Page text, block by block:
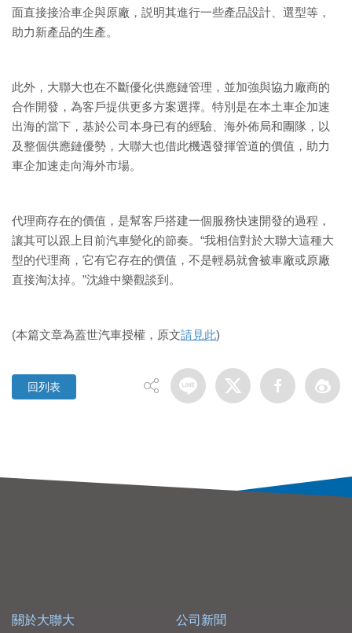
面直接接洽車企與原廠，説明其進行一些產品設計、選型等，
助力新產品的生產。
此外，大聯大也在不斷優化供應鏈管理，並加強與協力廠商的
合作開發，為客戶提供更多方案選擇。特別是在本土車企加速
出海的當下，基於公司本身已有的經驗、海外佈局和團隊，以
及整個供應鏈優勢，大聯大也借此機遇發揮管道的價值，助力
車企加速走向海外市場。
代理商存在的價值，是幫客戶搭建一個服務快速開發的過程，
讓其可以跟上目前汽車變化的節奏。“我相信對於大聯大這種大
型的代理商，它有它存在的價值，不是輕易就會被車廠或原廠
直接淘汰掉。”沈維中樂觀談到。
(本篇文章為蓋世汽車授權，原文請見此)
回列表
關於大聯大 公司新聞